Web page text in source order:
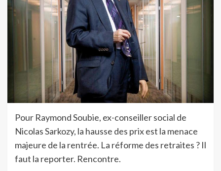
Pour Raymond Soubie, ex-conseiller social de
Nicolas Sarkozy, la hausse des prix est la menace
majeure de la rentrée. La réforme des retraites ? Il
faut la reporter. Rencontre.